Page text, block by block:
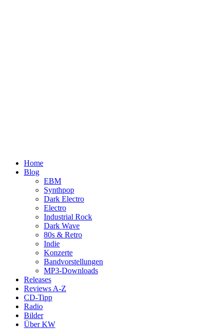
Home
Blog
EBM
Synthpop
Dark Electro
Electro
Industrial Rock
Dark Wave
80s & Retro
Indie
Konzerte
Bandvorstellungen
MP3-Downloads
Releases
Reviews A-Z
CD-Tipp
Radio
Bilder
Über KW